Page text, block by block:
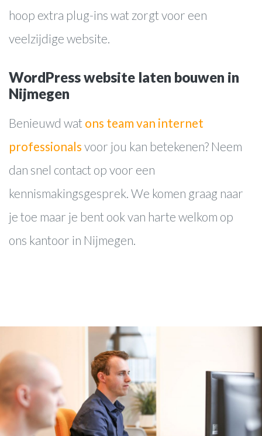
hoop extra plug-ins wat zorgt voor een
veelzijdige website.
WordPress website laten bouwen in
Nijmegen
Benieuwd wat ons team van internet
professionals voor jou kan betekenen? Neem
dan snel contact op voor een
kennismakingsgesprek. We komen graag naar
je toe maar je bent ook van harte welkom op
ons kantoor in Nijmegen.